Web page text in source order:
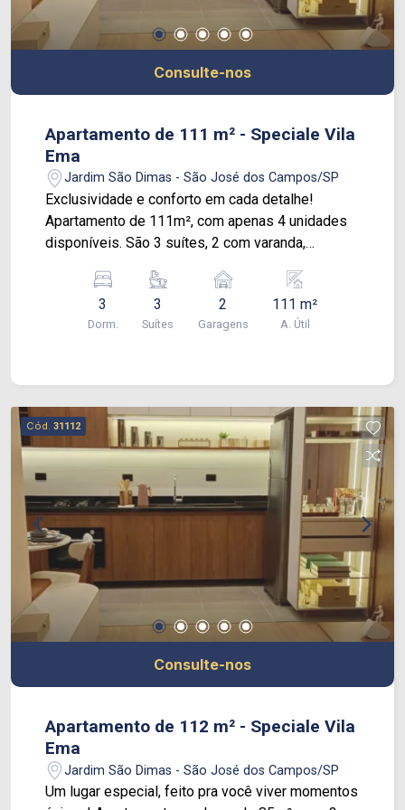
segurança e lazer, em uma localização
privilegiada no Jardim Aquarius. Agende uma
Consulte-nos
Apartamento de 111 m² - Speciale Vila
Ema
Jardim São Dimas - São José dos Campos/SP
Exclusividade e conforto em cada detalhe!
Apartamento de 111m², com apenas 4 unidades
disponíveis. São 3 suítes, 2 com varanda,
ambiente. A varanda gourmet integrada à cozinha,
com churrasqueira a carvão, é perfeita para reunir
amigos e família com aquele clima especial de
uma planta ampla e bem distribuída, pensada
para quem valoriza qualidade de vida. Cada
unidade oferece 2 vagas de garagem + hobby
box, garantindo comodidade e espaço extra para
organização. Localizado na sofisticada Vila Ema,
um dos bairros mais desejados de São José dos
Campos. Entrega prevista: Julho de 2028 Um lar
exclusivo, feito sob medida pra você! *Imagens
do decorado de 85m²
3
Dorm.
3
Suítes
2
Garagens
111 m²
A. Útil
Cód. 31112
Consulte-nos
Apartamento de 112 m² - Speciale Vila
Ema
Jardim São Dimas - São José dos Campos/SP
Um lugar especial, feito pra você viver momentos